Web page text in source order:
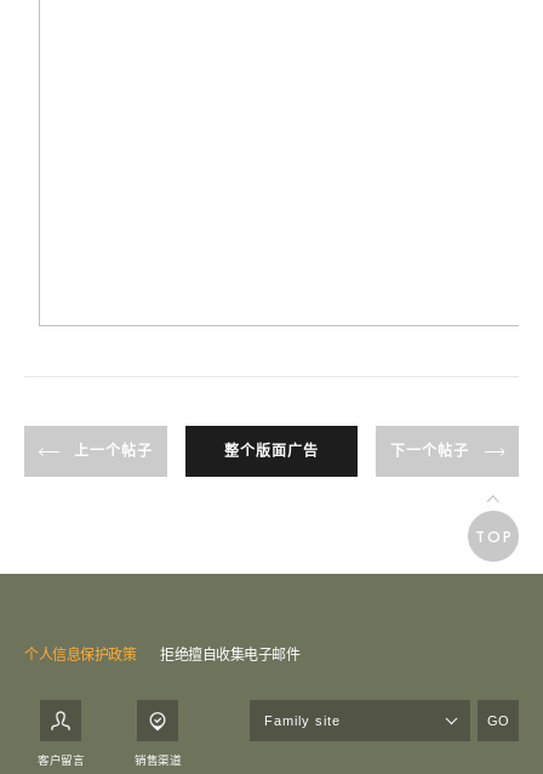
上一个帖子 整个版面广告 下一个帖子
TOP
个人信息保护政策 拒绝擅自收集电子邮件
客户留言 销售渠道
GO